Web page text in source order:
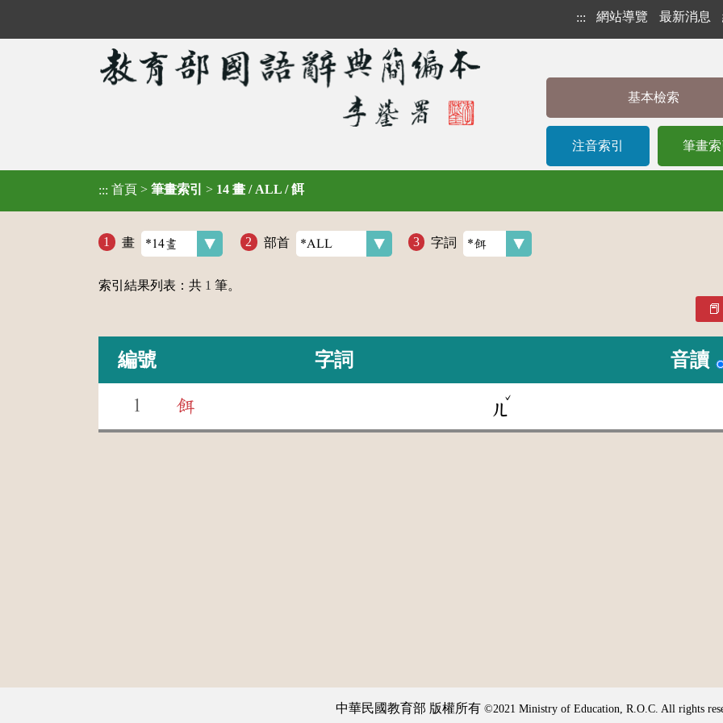
::: 網站導覽 最新消息
基本檢索
注音索引 筆畫索
::: 首頁 > 筆畫索引 > 14 畫 / ALL / 餌
畫 部首 字詞
索引結果列表：共 1 筆。
編號 字詞 音讀
1 餌 ㄦ
ˇ
中華民國教育部 版權所有 ©2021 Ministry of Education, R.O.C. All rights